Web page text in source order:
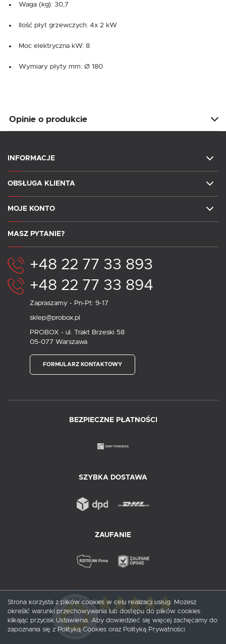
Waga (kg): 30,7
Ilość płyt grzewczych: 4x 2 kW
Moc elektryczna kW: 8
Wymiary płyty mm: Ø 180
Opinie o produkcie
INFORMACJE
OBSŁUGA KLIENTA
MOJE KONTO
MASZ PYTANIE?
+48 22 77 33 893
+48 22 77 33 894
Zapraszamy - Pn-Pt: 9-17
sklep@probox.pl
PROBOX - ul. Trakt Brzeski 58
05-077 Warszawa
FORMULARZ KONTAKTOWY
BEZPIECZNE PŁATNOŚCI
SZYBKA DOSTAWA
ZAUFANIE
5/ 5
Strona korzysta z plików cookies w celu realizacji usług. Możesz
określić warunki przechowywania lub dostępu do plików cookies
klikając przycisk Ustawienia. Aby dowiedzieć się więcej zachęcamy do
zapoznania się z Polityką Cookies oraz Polityką Prywatności.